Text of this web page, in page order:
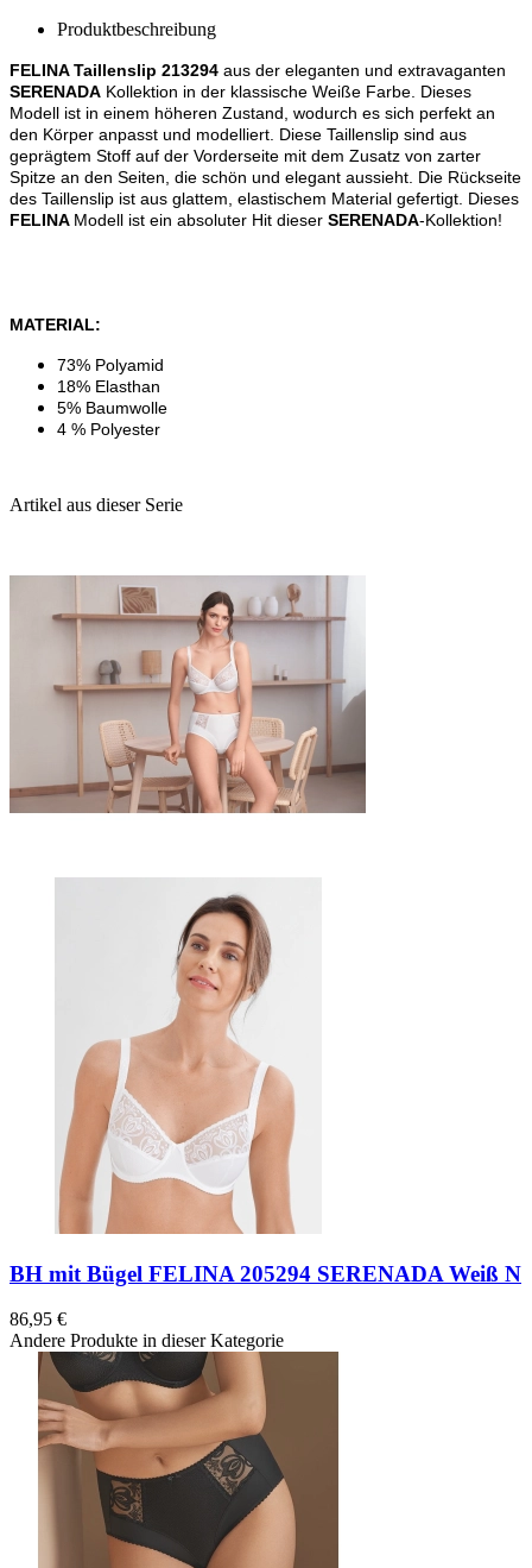
Produktbeschreibung
FELINA Taillenslip 213294 aus der eleganten und extravaganten
SERENADA Kollektion in der klassische Weiße Farbe. Dieses
Modell ist in einem höheren Zustand, wodurch es sich perfekt an
den Körper anpasst und modelliert. Diese Taillenslip sind aus
geprägtem Stoff auf der Vorderseite mit dem Zusatz von zarter
Spitze an den Seiten, die schön und elegant aussieht. Die Rückseite
des Taillenslip ist aus glattem, elastischem Material gefertigt. Dieses
FELINA Modell ist ein absoluter Hit dieser SERENADA-Kollektion!
MATERIAL:
73% Polyamid
18% Elasthan
5% Baumwolle
4 % Polyester
Artikel aus dieser Serie
BH mit Bügel FELINA 205294 SERENADA Weiß N
86,95 €
Andere Produkte in dieser Kategorie